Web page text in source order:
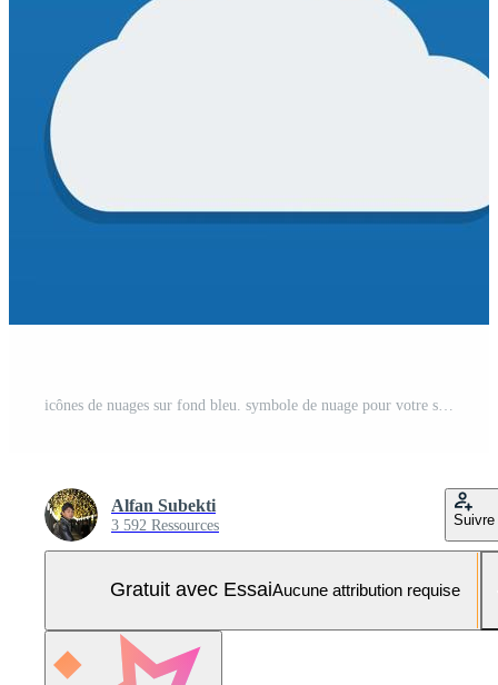
Alfan Subekti
3 592 Ressources Suivre
Gratuit avec EssaiAucune attribution requise